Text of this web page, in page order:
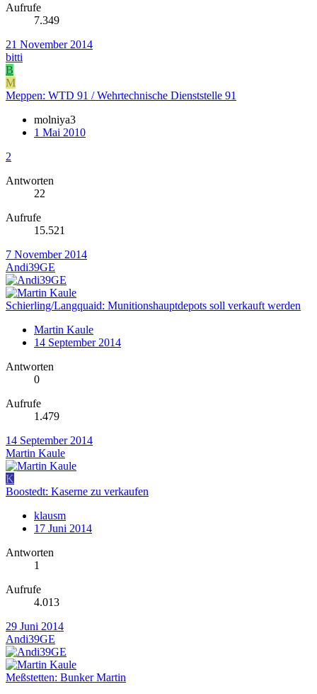
Aufrufe
7.349
21 November 2014
bitti
B
M
Meppen: WTD 91 / Wehrtechnische Dienststelle 91
molniya3
1 Mai 2010
2
Antworten
22
Aufrufe
15.521
7 November 2014
Andi39GE
Schierling/Langquaid: Munitionshauptdepots soll verkauft werden
Martin Kaule
14 September 2014
Antworten
0
Aufrufe
1.479
14 September 2014
Martin Kaule
K
Boostedt: Kaserne zu verkaufen
klausm
17 Juni 2014
Antworten
1
Aufrufe
4.013
29 Juni 2014
Andi39GE
Meßstetten: Bunker Martin